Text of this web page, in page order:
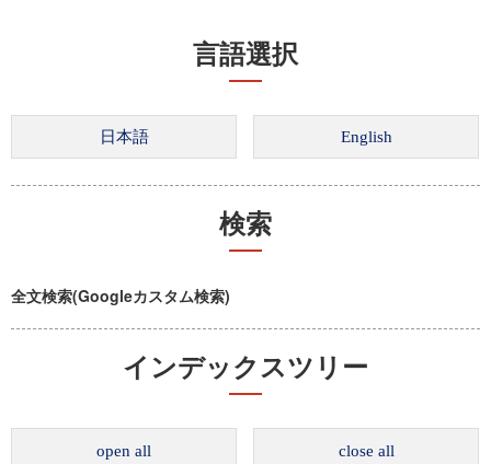
言語選択
検索
全文検索(Googleカスタム検索)
インデックスツリー
open all close all